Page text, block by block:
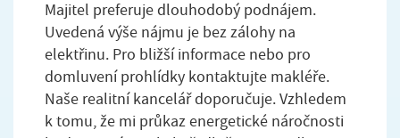
Majitel preferuje dlouhodobý podnájem.
Uvedená výše nájmu je bez zálohy na
elektřinu. Pro bližší informace nebo pro
domluvení prohlídky kontaktujte makléře.
Naše realitní kancelář doporučuje. Vzhledem
k tomu, že mi průkaz energetické náročnosti